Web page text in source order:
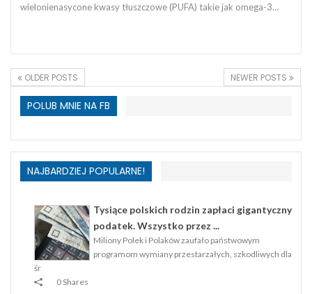
wielonienasycone kwasy tłuszczowe (PUFA) takie jak omega-3…
OLDER POSTS NEWER POSTS
POLUB MNIE NA FB
NAJBARDZIEJ POPULARNE!
Tysiące polskich rodzin zapłaci gigantyczny
podatek. Wszystko przez ...
Miliony Polek i Polaków zaufało państwowym
programom wymiany przestarzałych, szkodliwych dla
śr
0 Shares